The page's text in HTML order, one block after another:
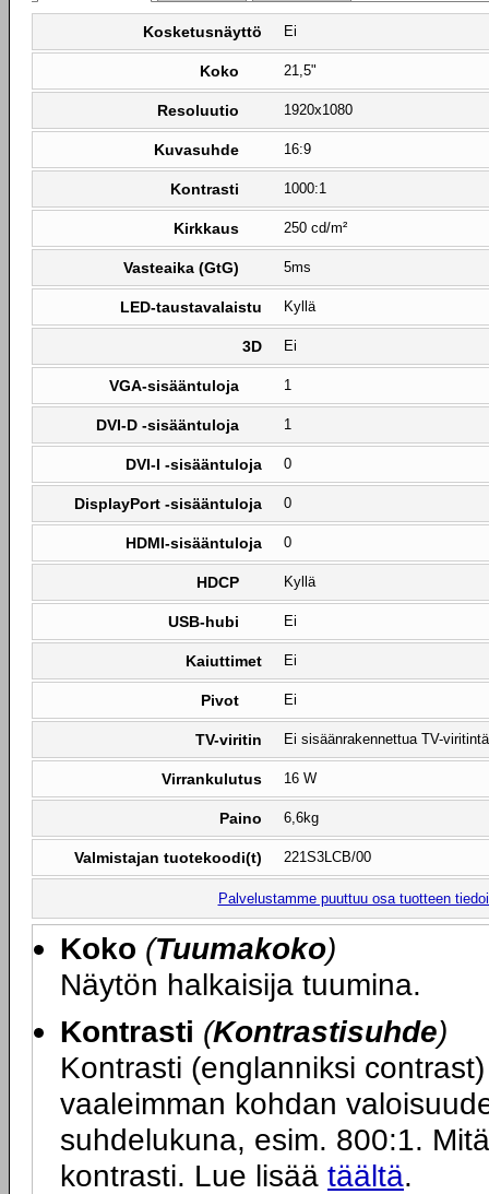
Kosketusnäyttö Ei
Koko 21,5"
Resoluutio 1920x1080
Kuvasuhde 16:9
Kontrasti 1000:1
Kirkkaus 250 cd/m²
Vasteaika (GtG) 5ms
LED-taustavalaistu Kyllä
3D Ei
VGA-sisääntuloja 1
DVI-D -sisääntuloja 1
DVI-I -sisääntuloja 0
DisplayPort -sisääntuloja 0
HDMI-sisääntuloja 0
HDCP Kyllä
USB-hubi Ei
Kaiuttimet Ei
Pivot Ei
TV-viritin Ei sisäänrakennettua TV-viritintä
Virrankulutus 16 W
Paino 6,6kg
Valmistajan tuotekoodi(t) 221S3LCB/00
Palvelustamme puuttuu osa tuotteen
Koko (Tuumakoko)
Näytön halkaisija tuumina.
Kontrasti (Kontrastisuhde)
Kontrasti (englanniksi
vaaleimman kohdan
suhdelukuna, esim. 800:1.
kontrasti. Lue lisää täältä.